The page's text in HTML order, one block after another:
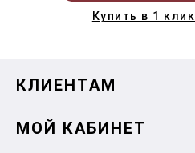
Купить в 1 клик
КЛИЕНТАМ
МОЙ КАБИНЕТ